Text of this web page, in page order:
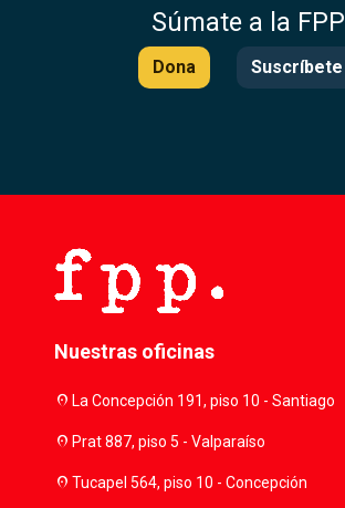
Súmate a la FPP
Dona Suscríbete
Nuestras oficinas
location_onLa Concepción 191, piso 10 - Santiago
location_onPrat 887, piso 5 - Valparaíso
location_onTucapel 564, piso 10 - Concepción